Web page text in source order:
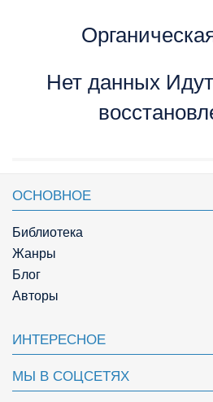
Нет данных
ОСНОВНОЕ
Библиотека
Жанры
Блог
Авторы
ИНТЕРЕСНОЕ
МЫ В СОЦСЕТЯХ